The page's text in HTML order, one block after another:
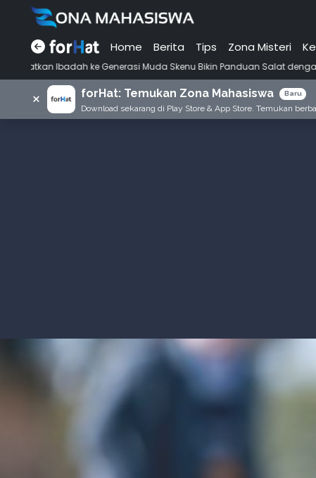
Home Berita Tips Zona Misteri
Generasi Muda Skenu Bikin Panduan Salat dengan Gaya Ala Anak
× forHat: Temukan Zona Mahasiswa Baru
Download sekarang di Play Store & App Store. Temukan